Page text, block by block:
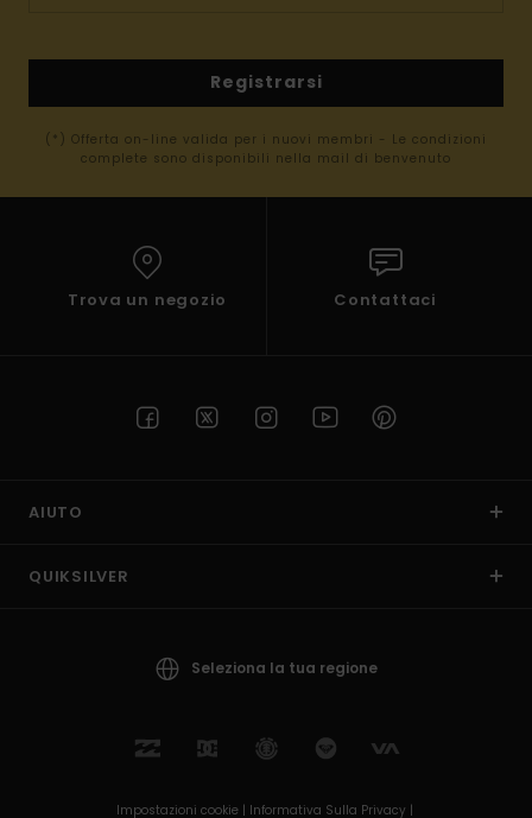
Registrarsi
(*) Offerta on-line valida per i nuovi membri - Le condizioni
complete sono disponibili nella mail di benvenuto
Trova un negozio Contattaci
AIUTO
QUIKSILVER
Seleziona la tua regione
Impostazioni cookie | Informativa Sulla Privacy |